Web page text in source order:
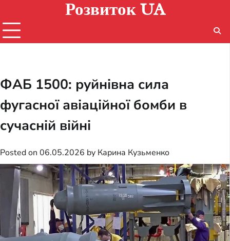
content
Розвиток UA
ФАБ 1500: руйнівна сила
фугасної авіаційної бомби в
сучасній війні
Posted on 06.05.2026 by Карина Кузьменко